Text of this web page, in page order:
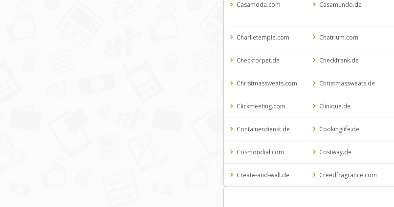
Casamoda.com Casamundo.de
Charlietemple.com Chatrium.com
Checkforpet.de Checkfrank.de
Christmassweats.com Christmassweats.de
Clickmeeting.com Clinique.de
Containerdienst.de Cookinglife.de
Cosmondial.com Costway.de
Create-and-wall.de Creedfragrance.com